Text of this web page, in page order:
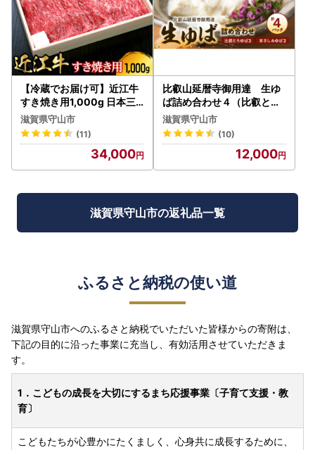
【冷蔵でお届け可】近江牛
すき焼き用1,000g 日本三
大 国産黒毛和牛 産地直送
ブランド牛 和牛 AJ-0026_
1
滋賀県守山市
(11)
34,000
比叡山延暦寺御用達 生ゆ
ば詰め合わせ４（比叡とろ
ゆば２、本さしみゆば２）
湯葉 詰め合わせ 2種類 各 2
パック 比叡山延暦寺 大豆 1
00%使用 産地直送 AG-00
09
滋賀県守山市
(10)
12,000
滋賀県守山市の返礼品一覧
ふるさと納税の使い道
滋賀県守山市へのふるさと納税でいただいた皆様からの寄附は、
下記の目的に沿った事業に充当し、有効活用させていただきま
す。
1．こどもの成長を大切にするまち応援事業〔子育て支援・教
育〕
こどもたちが心豊かにたくましく、心身共に成長するために、